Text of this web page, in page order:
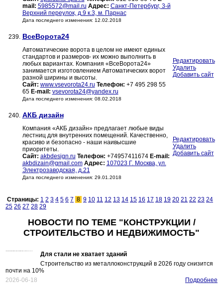
mail: 5985572@mail.ru Адрес: Санкт-Петербург, 3-й
Верхний переулок, д.9 к.3, м. Парнас
Дата последнего изменения: 12.02.2018
239. ВсеВорота24
Автоматические ворота в целом не имеют единых
стандартов и размеров- их можно выполнить в
любых вариантах. Компания «ВсеВорота24»
занимается изготовлением Автоматических ворот
разной ширины и высоты.
Сайт: www.vsevorota24.ru Телефон: +7 495 298 55
65 E-mail: vsevorota24@yandex.ru
Дата последнего изменения: 08.02.2018
Редактировать
Удалить
Добавить сайт
240. АКБ дизайн
Компания «АКБ дизайн» предлагает любые виды
лестниц для внутренних помещений. Качественно,
красиво и безопасно - наши наивысшие
приоритеты.
Сайт: akbdesign.ru Телефон: +74957411674 E-mail:
akbdizain@gmail.com Адрес: 107023 Г. Москва, ул.
Электрозаводская, д.21
Дата последнего изменения: 29.01.2018
Редактировать
Удалить
Добавить сайт
Страницы: 1 2 3 4 5 6 7 8 9 10 11 12 13 14 15 16 17 18 19 20 21 22 23 24
25 26 27 28 29
НОВОСТИ ПО ТЕМЕ "КОНСТРУКЦИИ /
СТРОИТЕЛЬСТВО И НЕДВИЖИМОСТЬ"
Для стали не хватает зданий
Строительство из металлоконструкций в 2026 году снизится
почти на 10%
2026-06-18
Подробнее